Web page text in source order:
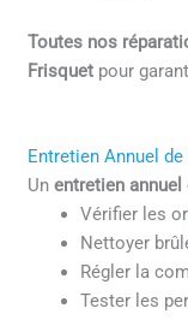
Toutes nos
Frisquet pour
Entretien Annuel
Unentretien
Vérifier les
Nettoyer
Régler la
Tester les